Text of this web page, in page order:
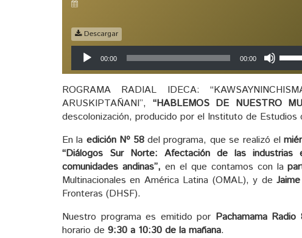
Descargar
Reproductor
de
audio
00:00 00:00
de
o
el
ROGRAMA RADIAL IDECA:
ARUSKIPTAÑANI”, “HABLEMOS DE NUESTRO
descolonización, producido por el Instituto de
En la edición Nº 58del programa, que se realizó el
“Diálogos Sur Norte: Afectación de las
comunidades andinas”, en el que contamos con la
Multinacionales en América Latina (OMAL), y de
Fronteras (DHSF).
Nuestro programa es emitido por Pachamama
horario de 9:30 a 10:30 de la mañana.